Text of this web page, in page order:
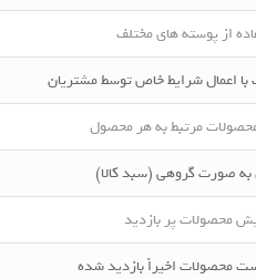
از پوسته های مختلف
اعمال شرایط خاص توسط مشتریان
مرتبط به هر محصول
صورت گروهی (سبد کالا)
محصولات پر بازدید
محصولات اخیراً بازدید شده